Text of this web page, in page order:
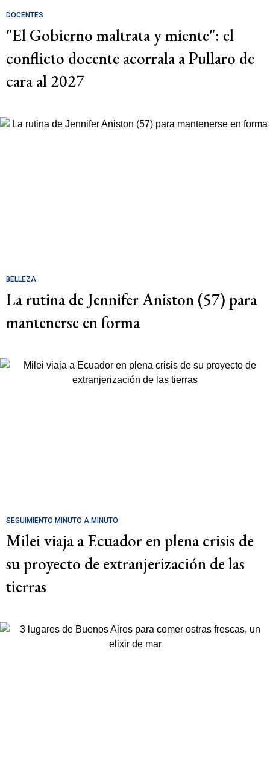
DOCENTES
"El Gobierno maltrata y miente": el
conflicto docente acorrala a Pullaro de
cara al 2027
BELLEZA
La rutina de Jennifer Aniston (57) para
mantenerse en forma
SEGUIMIENTO MINUTO A MINUTO
Milei viaja a Ecuador en plena crisis de
su proyecto de extranjerización de las
tierras